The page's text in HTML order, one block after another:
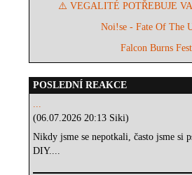
⚠️ VEGALITÉ POTŘEBUJE
Noi!se - Fate Of The
Falcon Burns Fest
POSLEDNÍ REAKCE
...
(06.07.2026 20:13 Siki)
Nikdy jsme se nepotkali, často jsme si
DIY....